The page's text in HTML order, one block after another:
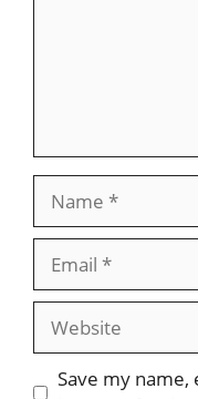
Website
Save my name,